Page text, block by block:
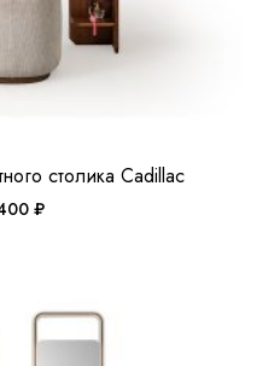
столика Cadillac
₽